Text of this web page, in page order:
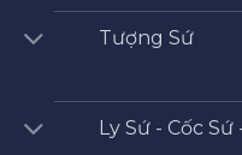
Tượng Sứ
Ly Sứ - Cốc